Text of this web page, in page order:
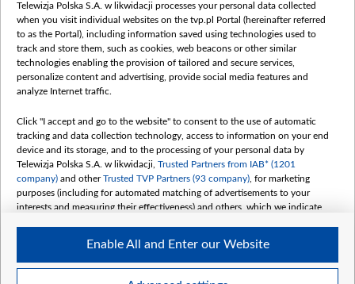
Бяспека
Youtube
Белсат news
Белсат Shorts
Жэстачайшы мульт
Belsat English
Biełsat PL
Белсат Now
Белсат History
Белсат Music
Белсат Doc
Telewizja Polska S.A. w likwidacji processes your personal data collected
when you visit individual websites on the tvp.pl Portal (hereinafter referred
to as the Portal), including information saved using technologies used to
track and store them, such as cookies, web beacons or other similar
technologies enabling the provision of tailored and secure services,
personalize content and advertising, provide social media features and
analyze Internet traffic.
Click "I accept and go to the website" to consent to the use of automatic
tracking and data collection technology, access to information on your end
device and its storage, and to the processing of your personal data by
Telewizja Polska S.A. w likwidacji, Trusted Partners from IAB* (1201
company) and otherTrusted TVP Partners (93 company) , for marketing
purposes (including for automated matching of advertisements to your
interests and measuring their effectiveness) and others, which we indicate
The purposes of processing your data by TVP S.A. w likwidacji are as
follows:
Enable All and Enter our Website